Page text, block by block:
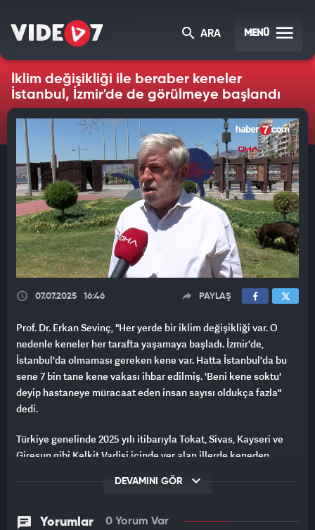
ARA MENÜ
İklim değişikliği ile beraber keneler
İstanbul, İzmir'de de görülmeye başlandı
07.07.2025 16:46 PAYLAŞ
Prof. Dr. Erkan Sevinç, "Her yerde bir iklim değişikliği var. O
nedenle keneler her tarafta yaşamaya başladı. İzmir'de,
İstanbul'da olmaması gereken kene var. Hatta İstanbul'da bu
sene 7 bin tane kene vakası ihbar edilmiş. 'Beni kene soktu'
deyip hastaneye müracaat eden insan sayısı oldukça fazla"
dedi.
Türkiye genelinde 2025 yılı itibarıyla Tokat, Sivas, Kayseri ve
Giresun gibi Kelkit Vadisi içinde yer alan illerde keneden
alındığını belirten Ege Üniversitesi Tıp Fakültesi Öğretim Üyesi
göstermesinin iklim değişiklikleri ile ilgili olduğunu kaydetti.
DEVAMINI GÖR
Yorumlar 0 Yorum Var